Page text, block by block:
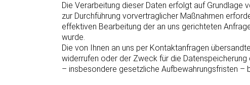
Die Verarbeitung dieser Daten erfolgt auf Grundlage
zur Durchführung vorvertraglicher Maßnahmen
effektiven Bearbeitung der an uns gerichteten
wurde.
Die von Ihnen an uns per Kontaktanfragen
widerrufen oder der Zweck für die
– insbesondere gesetzliche Aufbewahrungsfristen –